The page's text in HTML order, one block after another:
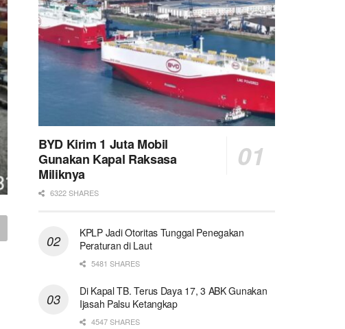
BYD Kirim 1 Juta Mobil
Gunakan Kapal Raksasa
Miliknya
6322 SHARES
KPLP Jadi Otoritas Tunggal Penegakan
Peraturan di Laut
5481 SHARES
Di Kapal TB. Terus Daya 17, 3 ABK Gunakan
Ijasah Palsu Ketangkap
4547 SHARES